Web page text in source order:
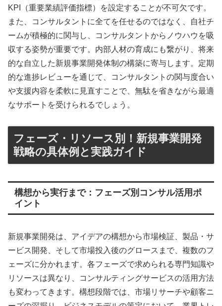
KPI（重要業績評価指標）を設定することが不可欠です。
また、コンサルタントに全てを任せるのではなく、自社チ
ームが積極的に関与し、コンサルタントからノウハウを吸
収する姿勢が重要です。内部人材の育成にも繋がり、将来
的な自立した新規事業開発体制の構築に寄与します。定期
的な進捗レビューを通じて、コンサルタントの関与度合い
や支援内容を柔軟に見直すことで、無駄を省きながら最適
なサポートを受けられるでしょう。
フェーズ・リソース別！新規事業開発
戦略の具体例と実践ガイド
構想から実行まで：フェーズ別コンサル活用ポ
イント
新規事業開発は、アイデアの構想から市場検証、製品・サ
ービス開発、そして市場投入後のグロースまで、複数のフ
ェーズに分かれます。各フェーズで求められる専門知識や
リソースは異なり、コンサルティングサービスの活用方法
も変わってきます。構想段階では、市場リサーチや顧客ニ